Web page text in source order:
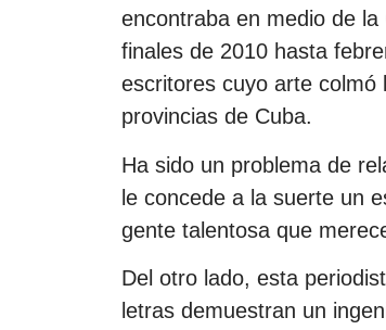
encontraba en medio de
finales de 2010 hasta
escritores cuyo arte colmó
provincias de Cuba.
Ha sido un problema de
le concede a la suerte un
gente talentosa que
Del otro lado, esta
letras demuestran un